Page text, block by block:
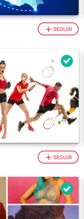
SEGUIR
SEGUIR